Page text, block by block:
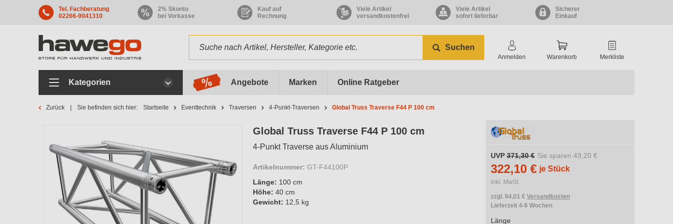
Tel. Fachberatung
02266-9041310
2% Skonto
bei Vorkasse
Kauf auf
Rechnung
Viele Artikel
versandkostenfrei
Viele Artikel
sofort lieferbar
Sicherer
Einkauf
Suchen
Anmelden Warenkorb Merkliste
Kategorien Angebote Marken Online Ratgeber
Zurück Sie befinden sich hier: Startseite Eventtechnik Traversen 4-Punkt-Traversen Global Truss Traverse F44 P 100 cm
Global Truss Traverse F44 P 100 cm
4-Punkt Traverse aus Aluminium
Artikelnummer: GT-F44100P
Länge: 100 cm
Höhe: 40 cm
Gewicht: 12,5 kg
UVP371,30 € Sie sparen 49,20 €
322,10 € je Stück
inkl. MwSt.
zzgl. 94,01 € Versandkosten
Lieferzeit 4-6 Wochen
Länge